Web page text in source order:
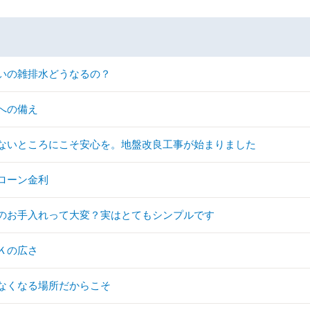
の雑排水どうなるの？
の備え
いところにこそ安心を。地盤改良工事が始まりました
ーン金利
お手入れって大変？実はとてもシンプルです
の広さ
くなる場所だからこそ